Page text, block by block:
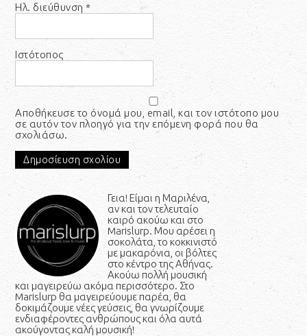
Ηλ. διεύθυνση*
Ιστότοπος
Αποθήκευσε το όνομά μου, email, και τον ιστότοπο μου
σε αυτόν τον πλοηγό για την επόμενη φορά που θα
σχολιάσω.
Γεια! Είμαι η Μαριλένα,
αν και τον τελευταίο
καιρό ακούω και στο
Marislurp. Μου αρέσει η
σοκολάτα, το κοκκινιστό
με μακαρόνια, οι βόλτες
στο κέντρο της Αθήνας.
Ακούω πολλή μουσική
και μαγειρεύω ακόμα περισσότερο. Στο
Marislurp θα μαγειρεύουμε παρέα, θα
δοκιμάζουμε νέες γεύσεις, θα γνωρίζουμε
ενδιαφέροντες ανθρώπους και όλα αυτά
ακούγοντας καλή μουσική!